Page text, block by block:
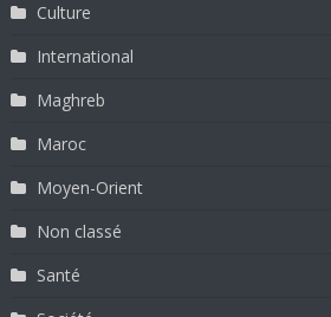
Culture
International
Maghreb
Maroc
Moyen-Orient
Non classé
Santé